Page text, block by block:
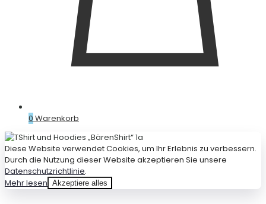
0 Warenkorb
Diese Website verwendet Cookies, um Ihr Erlebnis zu verbessern.
Durch die Nutzung dieser Website akzeptieren Sie unsere
Datenschutzrichtlinie.
Mehr lesen Akzeptiere alles